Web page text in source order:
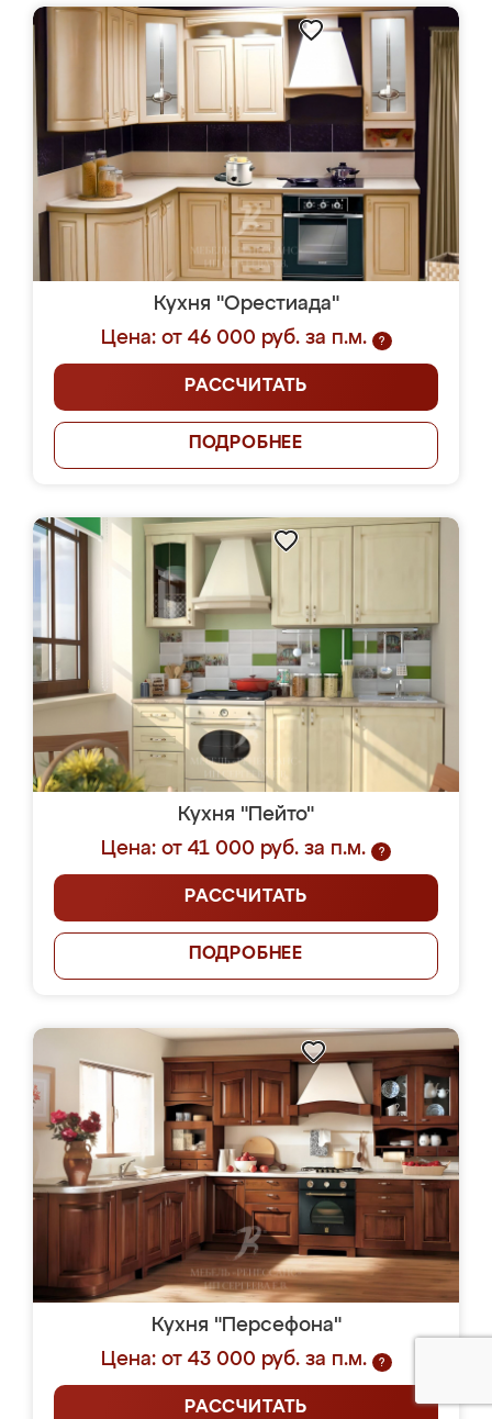
Кухня "Орестиада"
Цена: от 46 000 руб. за п.м.
?
РАССЧИТАТЬ
ПОДРОБНЕЕ
Кухня "Пейто"
Цена: от 41 000 руб. за п.м.
?
РАССЧИТАТЬ
ПОДРОБНЕЕ
Кухня "Персефона"
Цена: от 43 000 руб. за п.м.
?
РАССЧИТАТЬ